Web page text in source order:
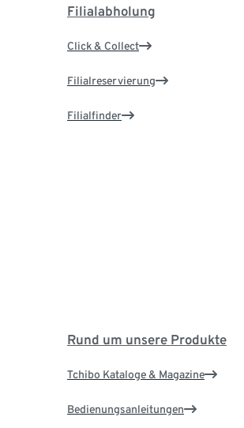
Filialabholung
Click & Collect
Filialreservierung
Filialfinder
Rund um unsere Produkte
Tchibo Kataloge & Magazine
Bedienungsanleitungen